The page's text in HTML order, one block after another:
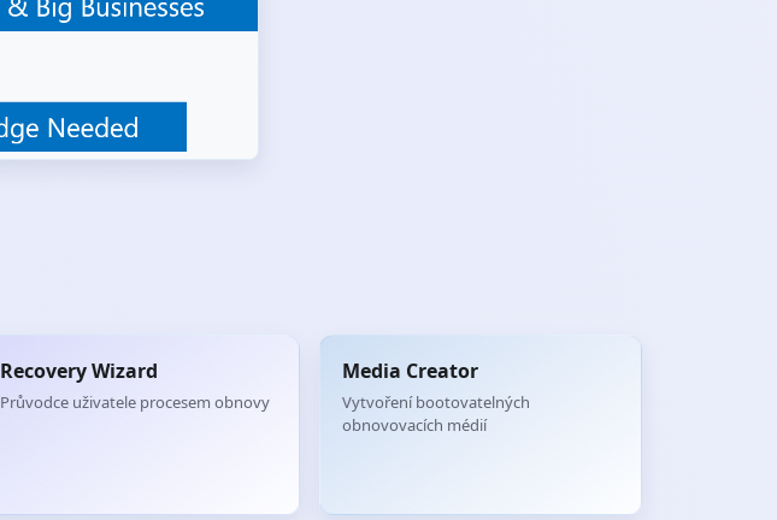
Recovery Wizard
Průvodce uživatele procesem obnovy
Media Creator
Vytvoření bootovatelných
obnovovacích médií